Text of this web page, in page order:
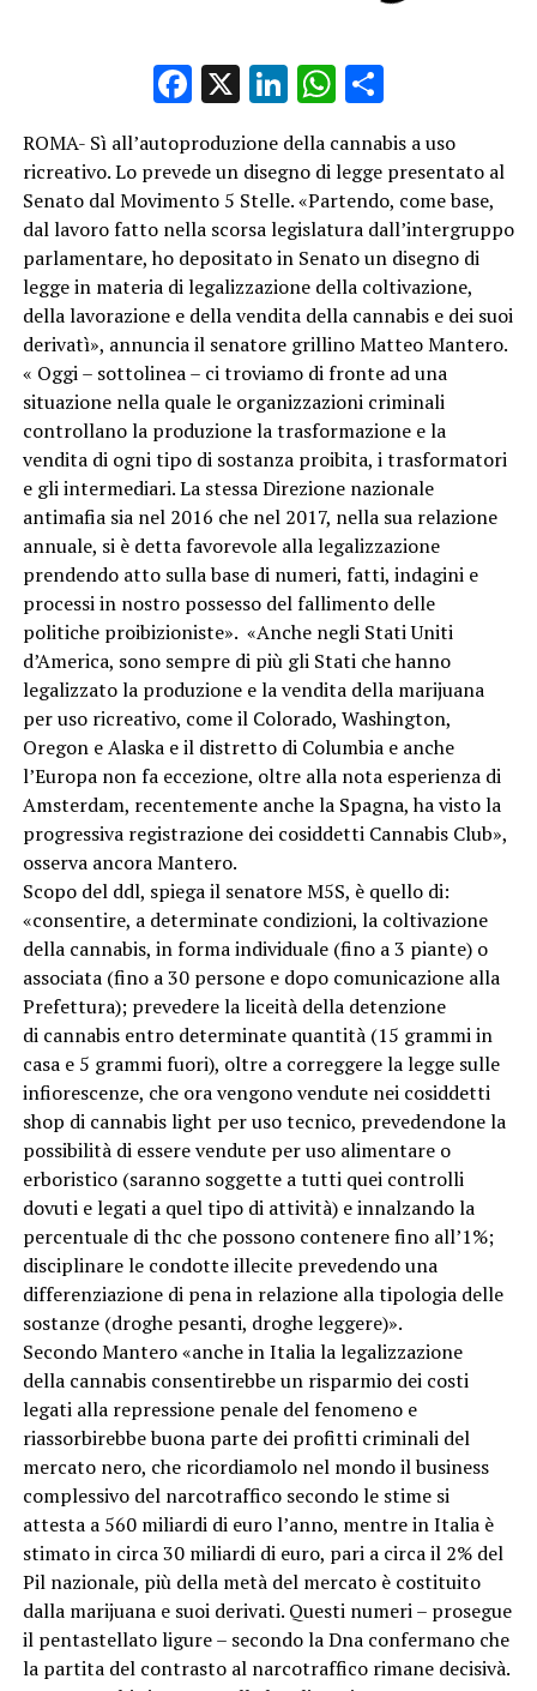
Facebook
X LinkedIn
WhatsApp
Condividi
ROMA- Sì all’autoproduzione della cannabis a uso
ricreativo. Lo prevede un disegno di legge presentato al
Senato dal Movimento 5 Stelle. «Partendo, come base,
dal lavoro fatto nella scorsa legislatura dall’intergruppo
parlamentare, ho depositato in Senato un disegno di
legge in materia di legalizzazione della coltivazione,
della lavorazione e della vendita della cannabis e dei suoi
derivatì», annuncia il senatore grillino Matteo Mantero.
« Oggi – sottolinea – ci troviamo di fronte ad una
situazione nella quale le organizzazioni criminali
controllano la produzione la trasformazione e la
vendita di ogni tipo di sostanza proibita, i trasformatori
e gli intermediari. La stessa Direzione nazionale
antimafia sia nel 2016 che nel 2017, nella sua relazione
annuale, si è detta favorevole alla legalizzazione
prendendo atto sulla base di numeri, fatti, indagini e
processi in nostro possesso del fallimento delle
politiche proibizioniste». «Anche negli Stati Uniti
d’America, sono sempre di più gli Stati che hanno
legalizzato la produzione e la vendita della marijuana
per uso ricreativo, come il Colorado, Washington,
Oregon e Alaska e il distretto di Columbia e anche
l’Europa non fa eccezione, oltre alla nota esperienza di
Amsterdam, recentemente anche la Spagna, ha visto la
progressiva registrazione dei cosiddetti Cannabis Club»,
osserva ancora Mantero.
Scopo del ddl, spiega il senatore M5S, è quello di:
«consentire, a determinate condizioni, la coltivazione
della cannabis, in forma individuale (fino a 3 piante) o
associata (fino a 30 persone e dopo comunicazione alla
Prefettura); prevedere la liceità della detenzione
di cannabis entro determinate quantità (15 grammi in
casa e 5 grammi fuori), oltre a correggere la legge sulle
infiorescenze, che ora vengono vendute nei cosiddetti
shop di cannabis light per uso tecnico, prevedendone la
possibilità di essere vendute per uso alimentare o
erboristico (saranno soggette a tutti quei controlli
dovuti e legati a quel tipo di attività) e innalzando la
percentuale di thc che possono contenere fino all’1%;
disciplinare le condotte illecite prevedendo una
differenziazione di pena in relazione alla tipologia delle
sostanze (droghe pesanti, droghe leggere)».
Secondo Mantero «anche in Italia la legalizzazione
della cannabis consentirebbe un risparmio dei costi
legati alla repressione penale del fenomeno e
riassorbirebbe buona parte dei profitti criminali del
mercato nero, che ricordiamolo nel mondo il business
complessivo del narcotraffico secondo le stime si
attesta a 560 miliardi di euro l’anno, mentre in Italia è
stimato in circa 30 miliardi di euro, pari a circa il 2% del
Pil nazionale, più della metà del mercato è costituito
dalla marijuana e suoi derivati. Questi numeri – prosegue
il pentastellato ligure – secondo la Dna confermano che
la partita del contrasto al narcotraffico rimane decisivà.